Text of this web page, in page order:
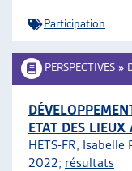
Participation
PERSPECTIVES »
ETAT DES LIEUX
HETS-FR,
2022; résultats